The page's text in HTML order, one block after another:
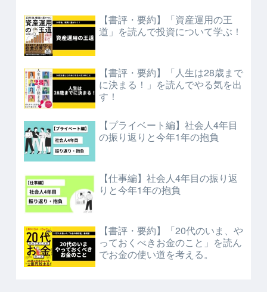
【書評・要約】「資産運用の王
道」を読んで投資について学ぶ！
【書評・要約】「人生は28歳まで
に決まる！」を読んでやる気を出
す！
【プライベート編】社会人4年目
の振り返りと今年1年の抱負
【仕事編】社会人4年目の振り返
りと今年1年の抱負
【書評・要約】「20代のいま、や
っておくべきお金のこと」を読ん
でお金の使い道を考える。